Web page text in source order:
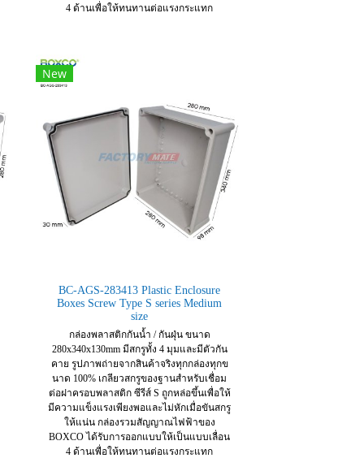
4 ด้านเพื่อให้ทนทานต่อแรงกระแทก
New
BC-AGS-283413 Plastic Enclosure
Boxes Screw Type S series Medium
size
กล่องพลาสติกกันน้ำ / กันฝุ่น ขนาด
280x340x130mm มีสกรูทั้ง 4 มุมและมีตัวกัน
คาย รูปภาพถ่ายจากสินค้าจริงทุกกล่องทุกข
นาด 100% เกลียวสกรูของฐานสำหรับเชื่อม
ต่อฝาครอบพลาสติก ซีรีส์ S ถูกหล่อขึ้นเพื่อให้
มีความแข็งแรงเพียงพอและไม่หักเมื่อขันสกรู
ให้แน่น กล่องรวมสัญญาณไฟฟ้าของ
BOXCO ได้รับการออกแบบให้เป็นแบบเลื่อน
4 ด้านเพื่อให้ทนทานต่อแรงกระแทก